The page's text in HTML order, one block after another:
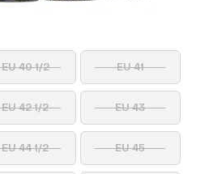
EU 40 1/2 EU 41
EU 42 1/2 EU 43
EU 44 1/2 EU 45